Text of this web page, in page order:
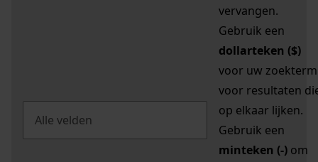
vervangen.
Gebruik een
dollarteken ($)
voor uw zoekterm
voor resultaten
op elkaar lijken.
Gebruik een
minteken (-) om